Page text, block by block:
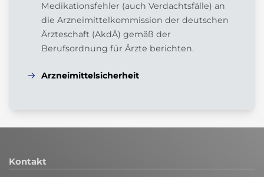
Medikationsfehler (auch Verdachtsfälle) an
die Arzneimittelkommission der deutschen
Ärzteschaft (AkdÄ) gemäß der
Berufsordnung für Ärzte berichten.
Arzneimittelsicherheit
Kontakt